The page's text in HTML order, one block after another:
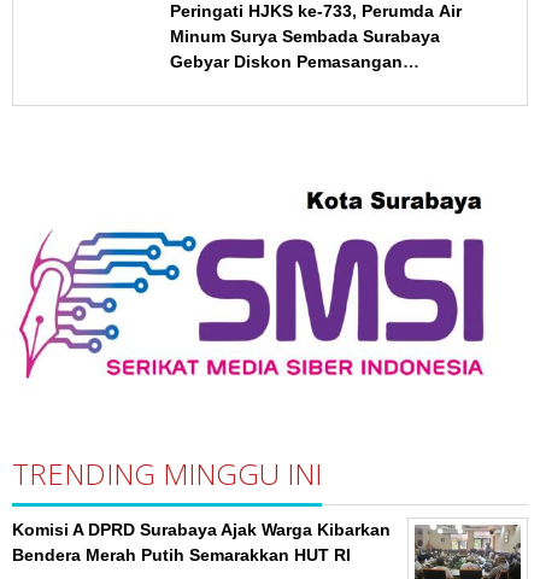
Peringati HJKS ke-733, Perumda Air
Minum Surya Sembada Surabaya
Gebyar Diskon Pemasangan
TRENDING MINGGU INI
Komisi A DPRD Surabaya Ajak Warga Kibarkan
Bendera Merah Putih Semarakkan HUT RI